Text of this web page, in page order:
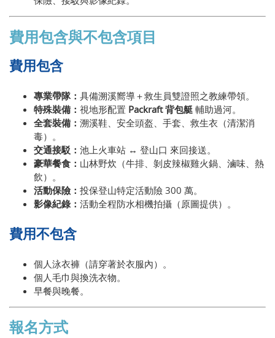
費用包含與不包含項目
費用包含
專業帶隊： 具備溯溪嚮導＋救生員雙證照之教練帶領。
特殊裝備： 視地形配置 Packraft 背包艇 輔助過河。
全套裝備： 溯溪鞋、安全頭盔、手套、救生衣（清潔消
毒）。
交通接駁： 池上火車站 ↔ 登山口 來回接送。
豪華餐食： 山林野炊（牛排、剝皮辣椒雞火鍋、滷味、熱
飲）。
活動保險： 投保登山特定活動險 300 萬。
影像紀錄： 活動全程防水相機拍攝（原圖提供）。
費用不包含
個人泳衣褲（請穿著於衣服內）。
個人毛巾與換洗衣物。
早餐與晚餐。
報名方式